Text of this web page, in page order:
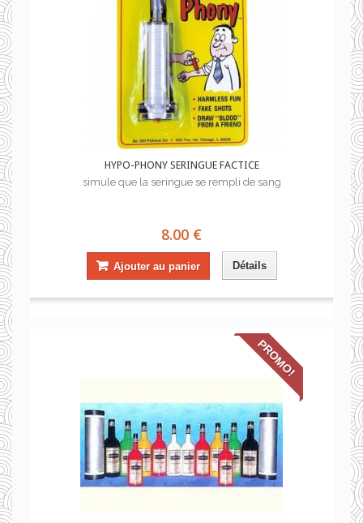
HYPO-PHONY SERINGUE FACTICE
simule que la seringue se rempli de sang
8.00 €
Ajouter au panier Détails
PROMO!